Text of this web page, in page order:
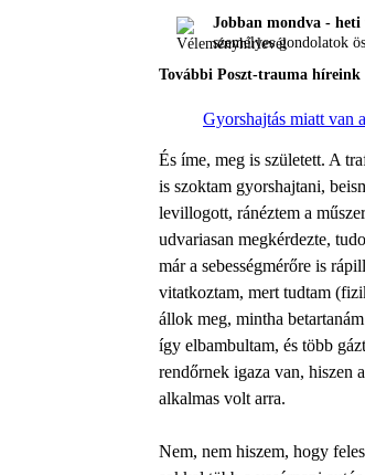
Jobban mondva - heti
személyes gondolatok
További Poszt-trauma híreink
Gyorshajtás miatt van
És íme, meg is született. A
is szoktam gyorshajtani,
levillogott, ránéztem a
udvariasan megkérdezte,
már a sebességmérőre is
vitatkoztam, mert tudtam
állok meg, mintha
így elbambultam, és több
rendőrnek igaza van, hiszen
alkalmas volt arra.
Nem, nem hiszem, hogy